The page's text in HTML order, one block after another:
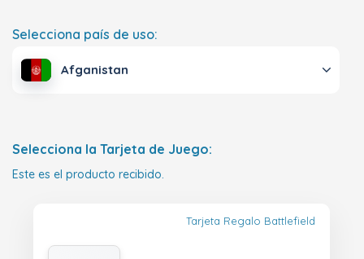
Selecciona país de uso:
Afganistan
Selecciona la Tarjeta de Juego:
Este es el producto recibido.
Tarjeta Regalo Battlefield